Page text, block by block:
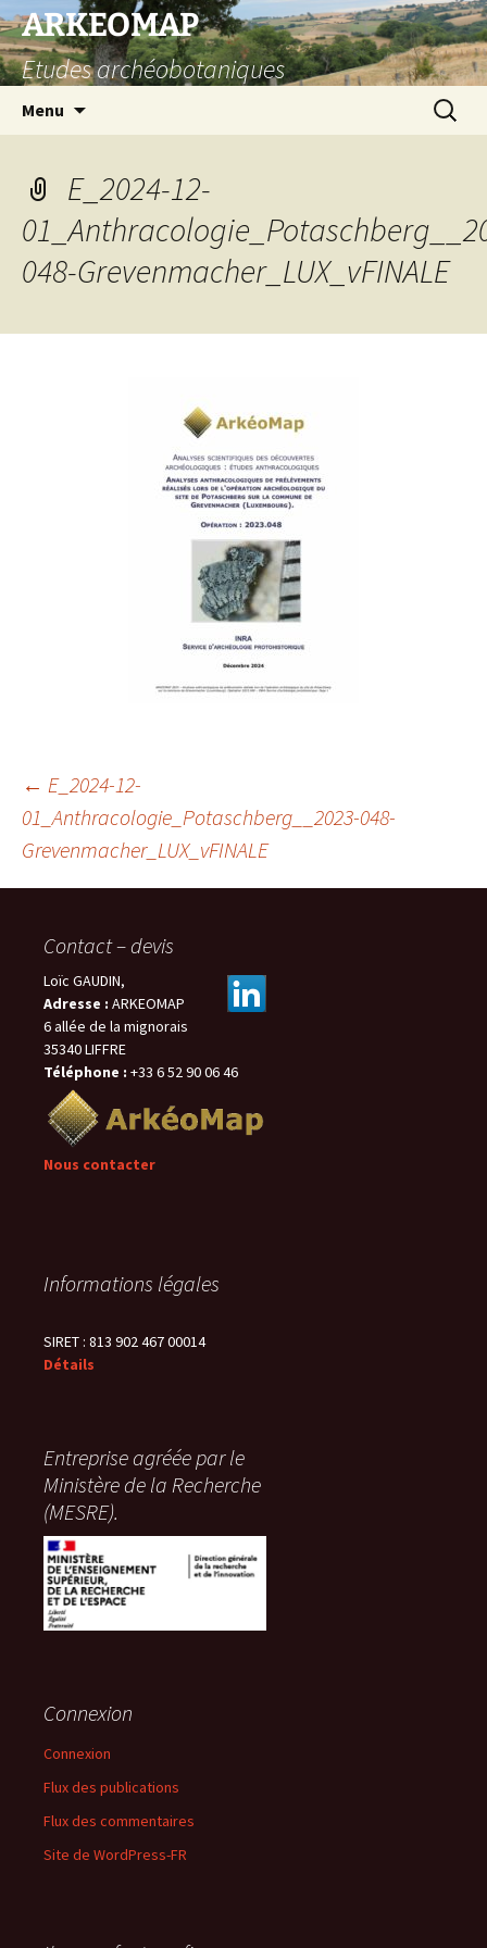
Aller
au
contenu
ARKEOMAP
Etudes archéobotaniques
Menu
E_2024-12-
048-Grevenmacher_LUX_vFINALE
Navigation
des
articles
← E_2024-12-
01_Anthracologie_Potaschberg__2023-048-
Grevenmacher_LUX_vFINALE
Contact – devis
Loïc GAUDIN,
Adresse : ARKEOMAP
6 allée de la mignorais
35340 LIFFRE
Téléphone : +33 6 52 90 06 46
Nous contacter
Informations légales
SIRET : 813 902 467 00014
Détails
Entreprise agréée par le
Ministère de la Recherche
(MESRE).
Connexion
Connexion
Flux des publications
Flux des commentaires
Site de WordPress-FR